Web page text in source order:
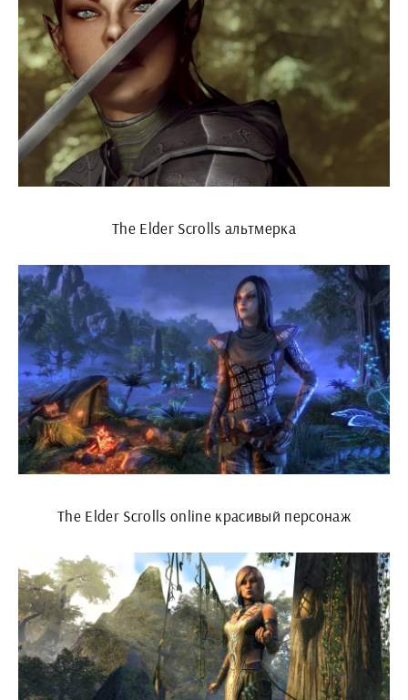
The Elder Scrolls альтмерка
The Elder Scrolls online красивый персонаж